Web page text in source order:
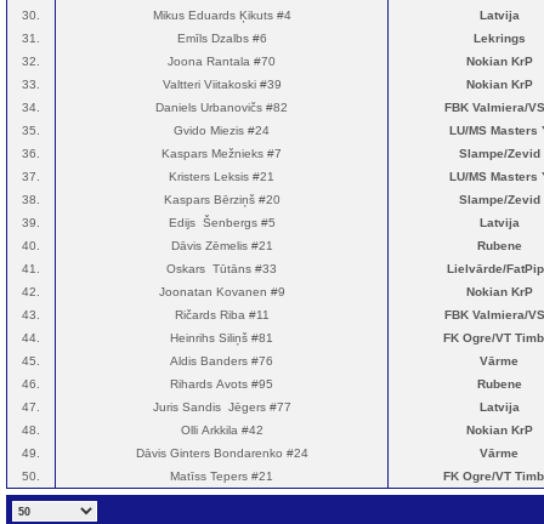
30.
Mikus Eduards Ķikuts #4
Latvija
31.
Emīls Dzalbs #6
Lekrings
32.
Joona Rantala #70
Nokian KrP
33.
Valtteri Viitakoski #39
Nokian KrP
34.
Daniels Urbanovičs #82
FBK Valmiera/
35.
Gvido Miezis #24
LU/MS Masters
36.
Kaspars Mežnieks #7
Slampe/Zevid
37.
Kristers Leksis #21
LU/MS Masters
38.
Kaspars Bērziņš #20
Slampe/Zevid
39.
Edijs Šenbergs #5
Latvija
40.
Dāvis Zēmelis #21
Rubene
41.
Oskars Tūtāns #33
Lielvārde/
42.
Joonatan Kovanen #9
Nokian KrP
43.
Ričards Riba #11
FBK Valmiera/
44.
Heinrihs Siliņš #81
FK Ogre/VT
45.
Aldis Banders #76
Vārme
46.
Rihards Avots #95
Rubene
47.
Juris Sandis Jēgers #77
Latvija
48.
Olli Arkkila #42
Nokian KrP
49.
Dāvis Ginters Bondarenko #24
Vārme
50.
Matīss Tepers #21 FK Ogre/VT